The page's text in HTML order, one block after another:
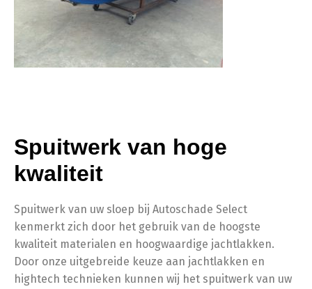
Spuitwerk van hoge
kwaliteit
Spuitwerk van uw sloep bij Autoschade Select
kenmerkt zich door het gebruik van de hoogste
kwaliteit materialen en hoogwaardige jachtlakken.
Door onze uitgebreide keuze aan jachtlakken en
hightech technieken kunnen wij het spuitwerk van uw